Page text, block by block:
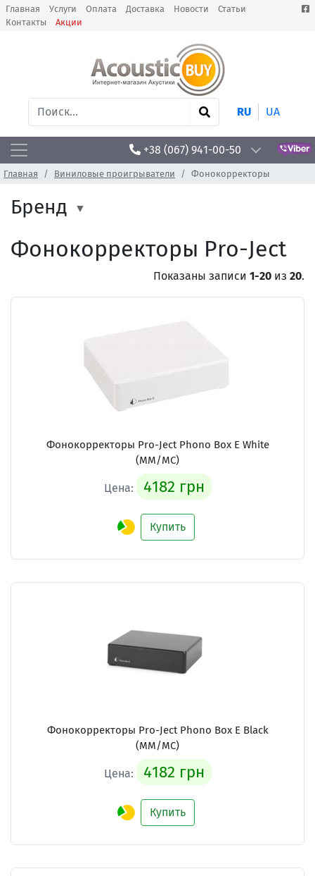
Главная Услуги Оплата Доставка Новости
Статьи
Контакты
Акции
RU UA
+38 (067) 941-00-50
Главная Виниловые проигрыватели Фонокорректоры
Бренд
Фонокорректоры Pro-Ject
Показаны записи 1-20 из 20.
Фонокорректоры Pro-Ject Phono Box E White
(MM/MC)
Цена: 4182 грн
Купить
Фонокорректоры Pro-Ject Phono Box E Black
(MM/MC)
Цена: 4182 грн
Купить